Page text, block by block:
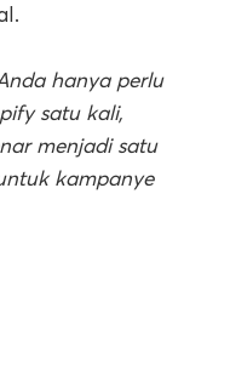
hanya perlu
satu kali,
menjadi satu
kampanye